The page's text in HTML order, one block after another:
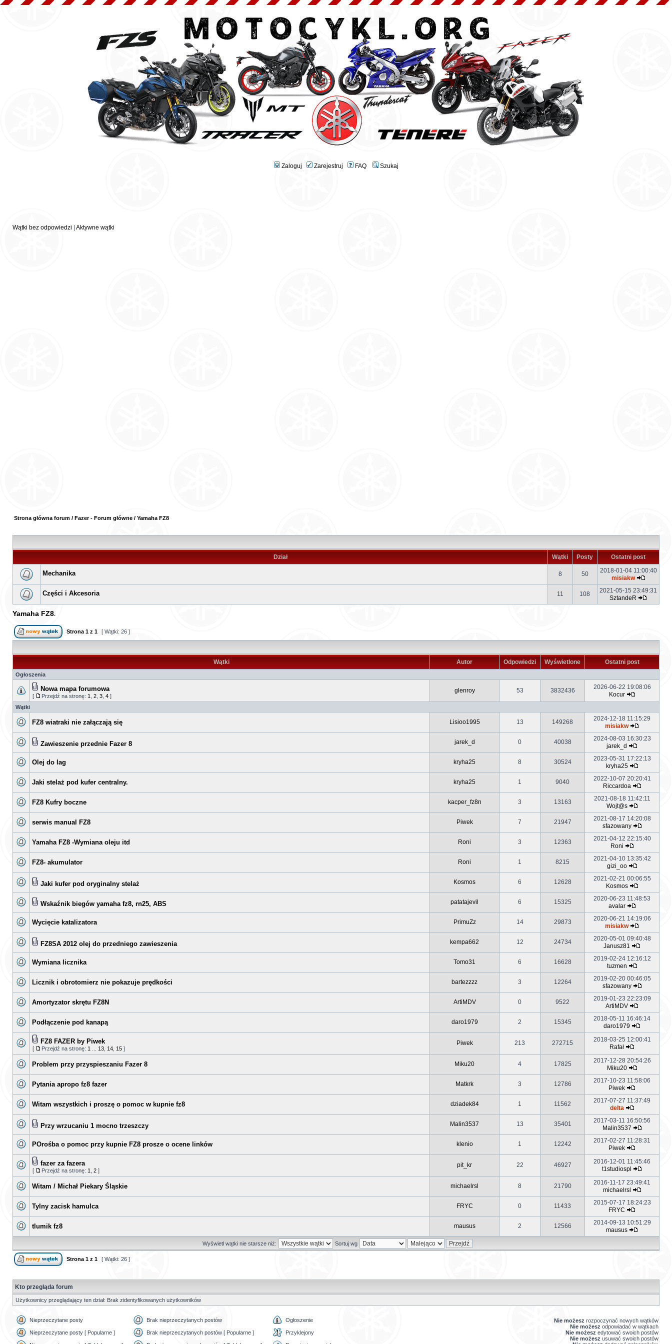
Zaloguj Zarejestruj FAQ Szukaj
Wątki bez odpowiedzi Aktywne wątki
Strona główna forum / Fazer - Forum główne / Yamaha FZ8
Dział Wątki Posty Ostatni post
Mechanika 8 50
2018-01-04 11:00:40
misiakw
Części i Akcesoria 11 108
2021-05-15 23:49:31
SztandeR
Yamaha FZ8
Strona 1 z 1 [ Wątki: 26 ]
Wątki Autor Odpowiedzi Wyświetlone Ostatni post
Ogłoszenia
Nowa mapa forumowa
[ Przejdź na stronę: 1 2 3 4 ]
glenroy 53 3832436
2026-06-22 19:08:06
Kocur
Wątki
FZ8 wiatraki nie załączają się Lisioo1995 13 149268
2024-12-18 11:15:29
misiakw
Zawieszenie przednie Fazer 8 jarek_d 0 40038
2024-08-03 16:30:23
jarek_d
Olej do lag kryha25 8 30524
2023-05-31 17:22:13
kryha25
Jaki stelaż pod kufer centralny. kryha25 1 9040
2022-10-07 20:20:41
Riccardoa
FZ8 Kufry boczne kacper_fz8n 3 13163
2021-08-18 11:42:11
Wojt@s
serwis manual FZ8 Piwek 7 21947
2021-08-17 14:20:08
sfazowany
Yamaha FZ8 -Wymiana oleju itd Roni 3 12363
2021-04-12 22:15:40
Roni
FZ8- akumulator Roni 1 8215
2021-04-10 13:35:42
gizi_oo
Jaki kufer pod oryginalny stelaż Kosmos 6 12628
2021-02-21 00:06:55
Kosmos
Wskaźnik biegów yamaha fz8, rn25, ABS patatajevil 6 15325
2020-06-23 11:48:53
avalar
Wycięcie katalizatora PrimuZz 14 29873
2020-06-21 14:19:06
misiakw
FZ8SA 2012 olej do przedniego zawieszenia kempa662 12 24734
2020-05-01 09:40:48
Janusz81
Wymiana licznika Tomo31 6 16628
2019-02-24 12:16:12
tuzmen
Licznik i obrotomierz nie pokazuje prędkości bartezzzz 3 12264
2019-02-20 00:46:05
sfazowany
Amortyzator skrętu FZ8N ArtiMDV 0 9522
2019-01-23 22:23:09
ArtiMDV
Podłączenie pod kanapą daro1979 2 15345
2018-05-11 16:46:14
daro1979
FZ8 FAZER by Piwek
[ Przejdź na stronę: 1 13 14 15 ]
Piwek 213 272715
2018-03-25 12:00:41
Rafał
Problem przy przyspieszaniu Fazer 8 Miku20 4 17825
2017-12-28 20:54:26
Miku20
Pytania apropo fz8 fazer Matkrk 3 12786
2017-10-23 11:58:06
Piwek
Witam wszystkich i proszę o pomoc w kupnie fz8 dziadek84 1 11562
2017-07-27 11:37:49
delta
Przy wrzucaniu 1 mocno trzeszczy Malin3537 13 35401
2017-03-11 16:50:56
Malin3537
POrośba o pomoc przy kupnie FZ8 prosze o ocene linków klenio 1 12242
2017-02-27 11:28:31
Piwek
fazer za fazera
[ Przejdź na stronę: 1 2 ]
pit_kr 22 46927
2016-12-01 11:45:46
t1studiospl
Witam / Michał Piekary Śląskie michaelrsl 8 21790
2016-11-17 23:49:41
michaelrsl
Tylny zacisk hamulca FRYC 0 11433
2015-07-17 18:24:23
FRYC
tlumik fz8 mausus 2 12566
2014-09-13 10:51:29
mausus
Wyświetl wątki nie starsze niż: Sortuj wg
Strona 1 z 1 [ Wątki: 26 ]
Kto przegląda forum
Użytkownicy przeglądający ten dział: Brak zidentyfikowanych użytkowników
Nieprzeczytane posty Brak nieprzeczytanych postów Ogłoszenie
Nieprzeczytane posty [ Popularne ] Brak nieprzeczytanych postów [ Popularne ] Przyklejony
Nie możesz rozpoczynać nowych wątków
Nie możesz odpowiadać w wątkach
Nie możesz edytować swoich postów
Nie możesz usuwać swoich postów